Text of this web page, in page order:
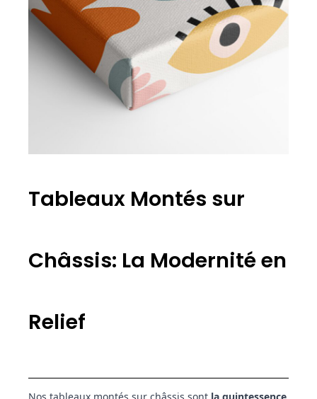
Tableaux Montés sur
Châssis: La Modernité en
Relief